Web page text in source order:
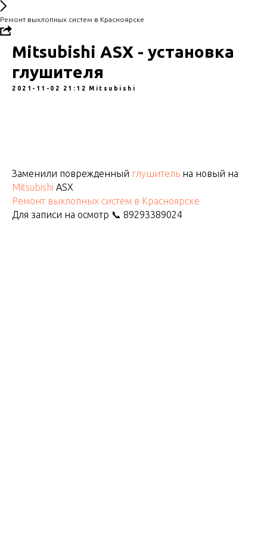
Ремонт выхлопных систем в Красноярске
Mitsubishi ASX - установка
глушителя
2021-11-02 21:12 Mitsubishi
Заменили поврежденный глушитель на новый на
Mitsubishi ASX
Ремонт выхлопных систем в Красноярске
Для записи на осмотр 📞 89293389024